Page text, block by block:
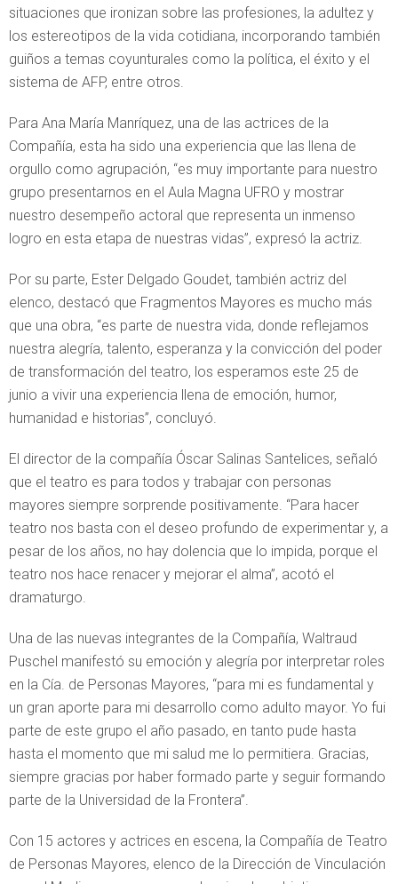
situaciones que ironizan sobre las profesiones, la adultez y
los estereotipos de la vida cotidiana, incorporando también
guiños a temas coyunturales como la política, el éxito y el
sistema de AFP, entre otros.
Para Ana María Manríquez, una de las actrices de la
Compañía, esta ha sido una experiencia que las llena de
orgullo como agrupación, “es muy importante para nuestro
grupo presentarnos en el Aula Magna UFRO y mostrar
nuestro desempeño actoral que representa un inmenso
logro en esta etapa de nuestras vidas”, expresó la actriz.
Por su parte, Ester Delgado Goudet, también actriz del
elenco, destacó que Fragmentos Mayores es mucho más
que una obra, “es parte de nuestra vida, donde reflejamos
nuestra alegría, talento, esperanza y la convicción del poder
de transformación del teatro, los esperamos este 25 de
junio a vivir una experiencia llena de emoción, humor,
humanidad e historias”, concluyó.
El director de la compañía Óscar Salinas Santelices, señaló
que el teatro es para todos y trabajar con personas
mayores siempre sorprende positivamente. “Para hacer
teatro nos basta con el deseo profundo de experimentar y, a
pesar de los años, no hay dolencia que lo impida, porque el
teatro nos hace renacer y mejorar el alma”, acotó el
dramaturgo.
Una de las nuevas integrantes de la Compañía, Waltraud
Puschel manifestó su emoción y alegría por interpretar roles
en la Cía. de Personas Mayores, “para mi es fundamental y
un gran aporte para mi desarrollo como adulto mayor. Yo fui
parte de este grupo el año pasado, en tanto pude hasta
hasta el momento que mi salud me lo permitiera. Gracias,
siempre gracias por haber formado parte y seguir formando
parte de la Universidad de la Frontera”.
Con 15 actores y actrices en escena, la Compañía de Teatro
de Personas Mayores, elenco de la Dirección de Vinculación